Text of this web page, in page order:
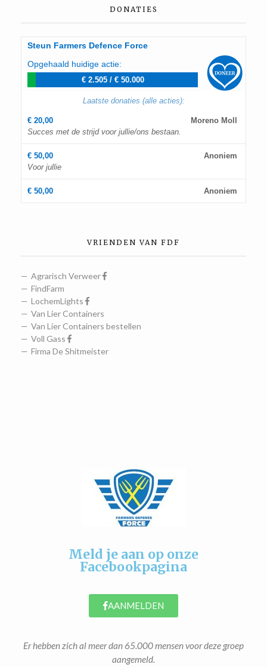
DONATIES
Steun Farmers Defence Force
Opgehaald huidige actie:
€ 2.505/ € 50.000
Laatste donaties (alle acties):
Moreno Moll
€ 20,00
Succes met de strijd voor jullie/ons bestaan.
Anoniem
€ 50,00
Voor jullie
Anoniem
€ 50,00
VRIENDEN VAN FDF
Agrarisch Verweer
FindFarm
LochemLights
Van Lier Containers
Van Lier Containers bestellen
Voll Gass
Firma De Shitmeister
Meld je aan op onze
Facebookpagina
AANMELDEN
Er hebben zich al meer dan 65.000 mensen voor deze groep
aangemeld.